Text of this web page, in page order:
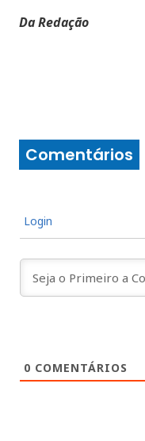
Da Redação
Comentários
Login
0 COMENTÁRIOS